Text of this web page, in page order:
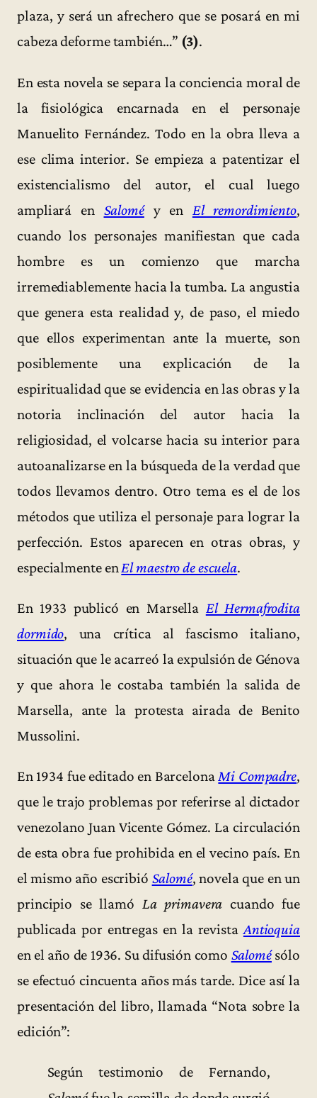
plaza, y será un afrechero que se posará en mi
cabeza deforme también…” (3).
En esta novela se separa la conciencia moral de
la fisiológica encarnada en el personaje
Manuelito Fernández. Todo en la obra lleva a
ese clima interior. Se empieza a patentizar el
existencialismo del autor, el cual luego
ampliará en Saloméy en El remordimiento,
cuando los personajes manifiestan que cada
hombre es un comienzo que marcha
irremediablemente hacia la tumba. La angustia
que genera esta realidad y, de paso, el miedo
que ellos experimentan ante la muerte, son
posiblemente una explicación de la
espiritualidad que se evidencia en las obras y la
notoria inclinación del autor hacia la
religiosidad, el volcarse hacia su interior para
autoanalizarse en la búsqueda de la verdad que
todos llevamos dentro. Otro tema es el de los
métodos que utiliza el personaje para lograr la
perfección. Estos aparecen en otras obras, y
especialmente en El maestro de escuela.
En 1933 publicó en Marsella El Hermafrodita
dormido, una crítica al fascismo italiano,
situación que le acarreó la expulsión de Génova
y que ahora le costaba también la salida de
Marsella, ante la protesta airada de Benito
Mussolini.
En 1934 fue editado en BarcelonaMi Compadre,
que le trajo problemas por referirse al dictador
venezolano Juan Vicente Gómez. La circulación
de esta obra fue prohibida en el vecino país. En
el mismo año escribió Salomé, novela que en un
principio se llamó La primavera cuando fue
publicada por entregas en la revistaAntioquia
en el año de 1936. Su difusión como Salomésólo
se efectuó cincuenta años más tarde. Dice así la
presentación del libro, llamada “Nota sobre la
edición”:
Según testimonio de Fernando,